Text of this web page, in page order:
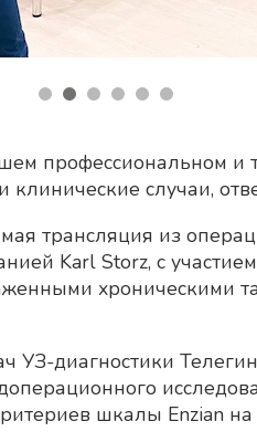
профессиональном и
случаи,
трансляция из
Karl Storz, с
хроническими
УЗ-диагностики
шкалы Enzian на